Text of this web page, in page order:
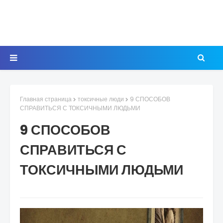
Главная страница токсичные люди
9 СПОСОБОВ
СПРАВИТЬСЯ С ТОКСИЧНЫМИ ЛЮДЬМИ
9 СПОСОБОВ
СПРАВИТЬСЯ С
ТОКСИЧНЫМИ ЛЮДЬМИ